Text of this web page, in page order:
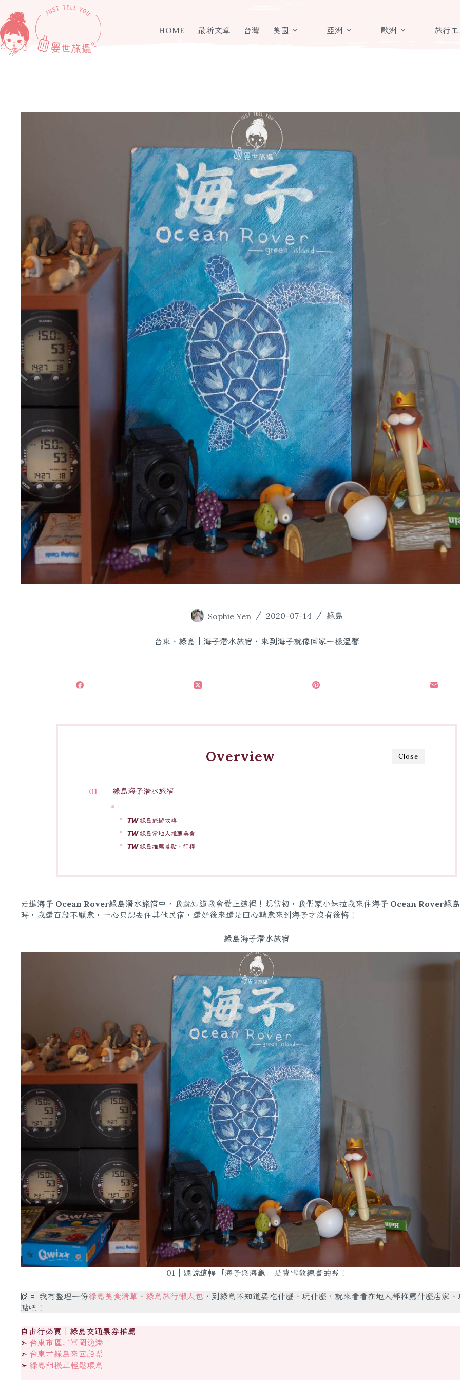
至
主
要
內
HOME 最新文章 台灣 美國 亞洲 歐洲 旅行
Sophie Yen 2020-07-14 綠島
台東、綠島｜海子潛水旅宿・來到海子就像回家一樣溫馨
Close
Overview
綠島海子潛水旅宿
𝙏𝙒 綠島旅遊攻略
𝙏𝙒 綠島當地人推薦美食
𝙏𝙒 綠島推薦景點、行程
走進海子 Ocean Rover綠島潛水旅宿中，我就知道我會愛上這裡！想當初，我們家小妹拉我來住海子 Ocean Rover綠
時，我還百般不願意，一心只想去住其他民宿，還好後來還是回心轉意來到海子才沒有後悔！
綠島海子潛水旅宿
01｜聽說這幅「海子與海龜」是費雪教練畫的喔！
🙌🏻 我有整理一份綠島美食清單 、 綠島旅行懶人包 ，到綠島不知道要吃什麼、玩什麼，就來看看在地人都推薦什麼店家
點吧！
自由行必買｜綠島交通票券推薦
➣ 台東市區⇌富岡漁港
➣ 台東⇌綠島來回船票
➣ 綠島租機車輕鬆環島